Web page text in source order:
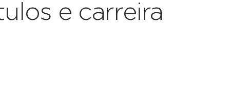
e carreira